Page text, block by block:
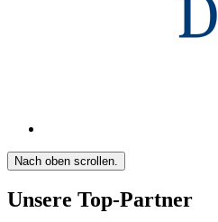
Nach oben scrollen.
Unsere Top-Partner